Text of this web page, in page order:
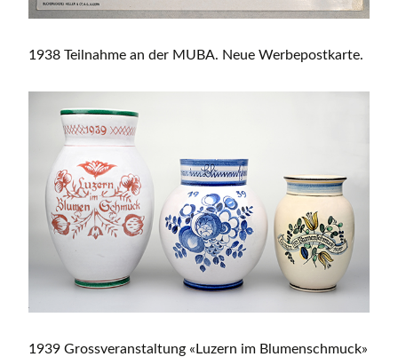
1938 Teilnahme an der MUBA. Neue Werbepostkarte.
1939 Grossveranstaltung «Luzern im Blumenschmuck»